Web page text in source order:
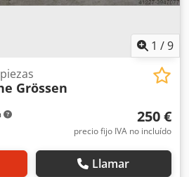
1 /9
Grössen
250 €
precio fijo IVA no incluído
Llamar